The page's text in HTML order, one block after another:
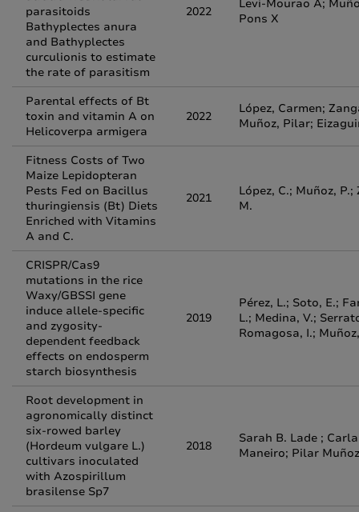
parasitoids
Bathyplectes anura
and Bathyplectes
curculionis to estimate
the rate of parasitism
2022
Levi-Mourao A;
Pons X
Parental effects of Bt
toxin and vitamin A on
Helicoverpa armigera
2022
López, Carmen;
Muñoz, Pilar;
Fitness Costs of Two
Maize Lepidopteran
Pests Fed on Bacillus
thuringiensis (Bt) Diets
Enriched with Vitamins
A and C.
2021
López, C.; Muñoz,
M.
CRISPR/Cas9
mutations in the rice
Waxy/GBSSI gene
induce allele-specific
and zygosity-
dependent feedback
effects on endosperm
starch biosynthesis
2019
Pérez, L.; Soto, E.;
L.; Medina, V.;
Romagosa, I.;
Root development in
agronomically distinct
six-rowed barley
(Hordeum vulgare L.)
cultivars inoculated
with Azospirillum
brasilense Sp7
2018
Sarah B. Lade ;
Maneiro; Pilar